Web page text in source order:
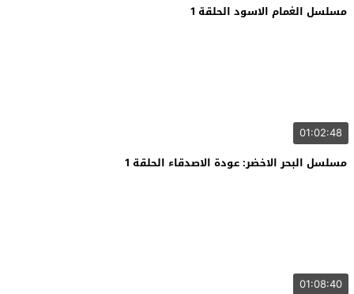
مسلسل الغمام الاسود الحلقة 1
01:02:48
مسلسل البحر الاخضر: عودة الاصدقاء الحلقة 1
01:08:40